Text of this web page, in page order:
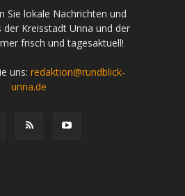
Sie lokale Nachrichten und
der Kreisstadt Unna und der
frisch und tagesaktuell!
uns: redaktion@rundblick-
unna.de